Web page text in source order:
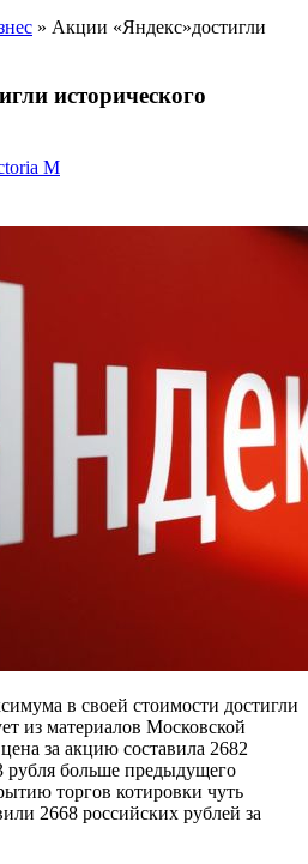
» Акции «Яндекс»достигли
исторического
M
в своей стоимости достигли
из материалов Московской
за акцию составила 2682
рубля больше предыдущего
торгов котировки чуть
2668 российских рублей за